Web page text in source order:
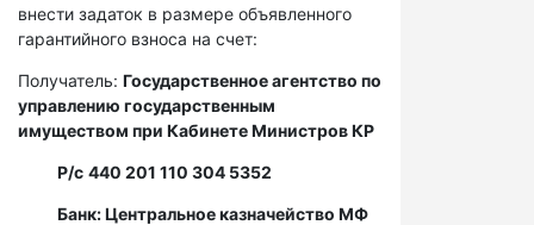
внести задаток в размере объявленного
гарантийного взноса на счет:
Получатель: Государственное агентство по
управлению государственным
имуществом при Кабинете Министров КР
Р/с 440 201 110 304 5352
Банк: Центральное казначейство МФ